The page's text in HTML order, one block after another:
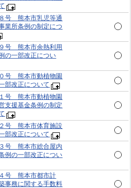
号 熊本市乳児等通
業所条例の制定につ
号 熊本市余熱利用
の一部改正につい
号 熊本市動植物園
部改正について
号 熊本市動植物園
支援基金条例の制定
号 熊本市体育施設
部改正について
号 熊本市総合屋内
例の一部改正につい
号 熊本市都市計
事務に関する手数料